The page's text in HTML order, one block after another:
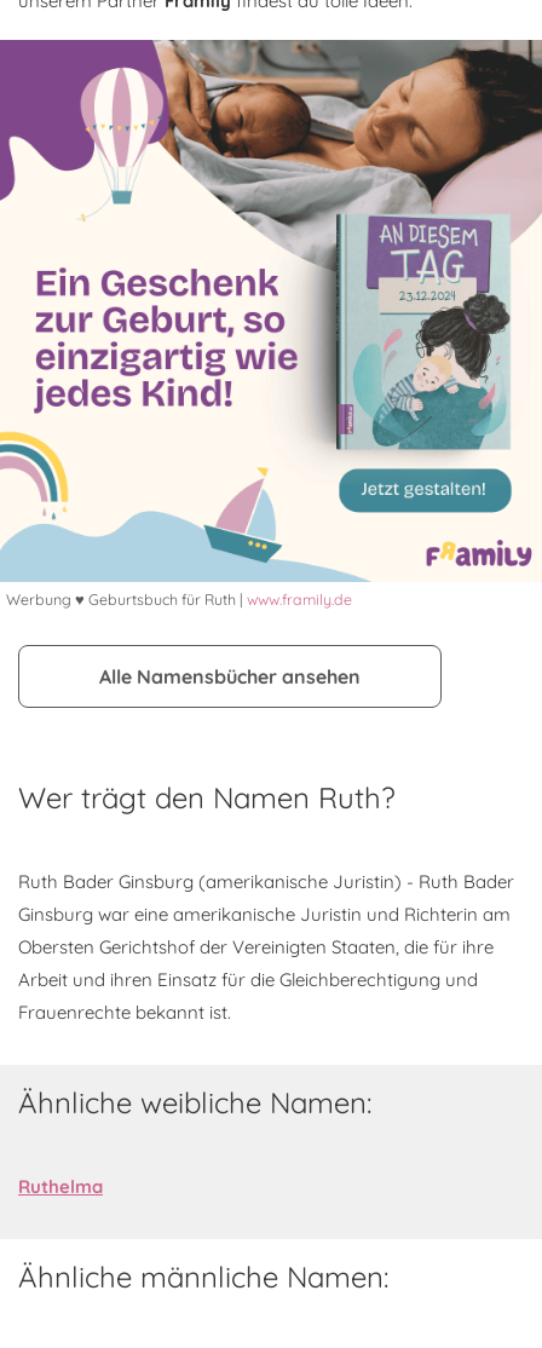
Werbung ♥ Geburtsbuch für Ruth | www.framily.de
Alle Namensbücher ansehen
Wer trägt den Namen Ruth?
Ruth Bader Ginsburg (amerikanische Juristin) - Ruth Bader
Ginsburg war eine amerikanische Juristin und Richterin am
Obersten Gerichtshof der Vereinigten Staaten, die für ihre
Arbeit und ihren Einsatz für die Gleichberechtigung und
Frauenrechte bekannt ist.
Ähnliche weibliche Namen:
Ruthelma
Ähnliche männliche Namen: